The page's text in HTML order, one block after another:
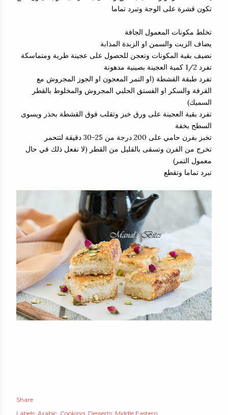
تكون قشرة على الوجة وتبرد تماما
تخلط مكونات المعمول الجافة
يضاف الزيت والسمن او الزبدة المذابة
نضيف بقية المكونات وتعجن للحصول على عجينة طرية ومتماسكة
تفرد 1/2 كمية العجينة بصينية مدهونة
تفرد طبقة القشطة (او التمر المعجون او الجوز المجروش مع
القرفة والسكر او الفستق الحلبي المجروش والمخلوط بالقطر
السميك)
تفرد بقية العجينة على ورق خبز وتقلب فوق القشطة بحذر ويسوى
السطح بخفة
تخبز بفرن حامي على 200 درجة من 25-30 دقيقة لتتحمر
تخرج من الفرن وتسقى بالقليل من القطر (لا نفعل ذلك في حال
معمول التمر)
تبرد تماما وتقطع
Share
Labels: Arabic Cooking Desserts Middle Eastern